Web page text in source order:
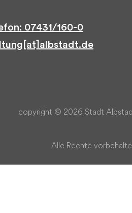
07431/160-0
copyright © 2026 Stadt
Alle Rechte